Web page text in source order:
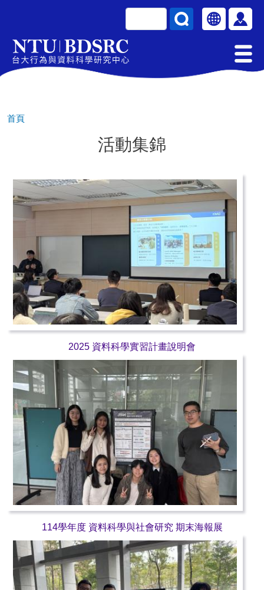
移至主內容
Select your
使用
首頁
活動集錦
2025 資料科學實習計畫說明會
114學年度 資料科學與社會研究 期末海報展